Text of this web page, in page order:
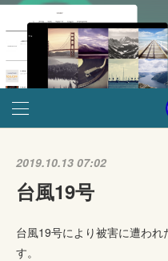
2019.10.13 07:02
台風19号
台風19号により被害に遭わ
す。